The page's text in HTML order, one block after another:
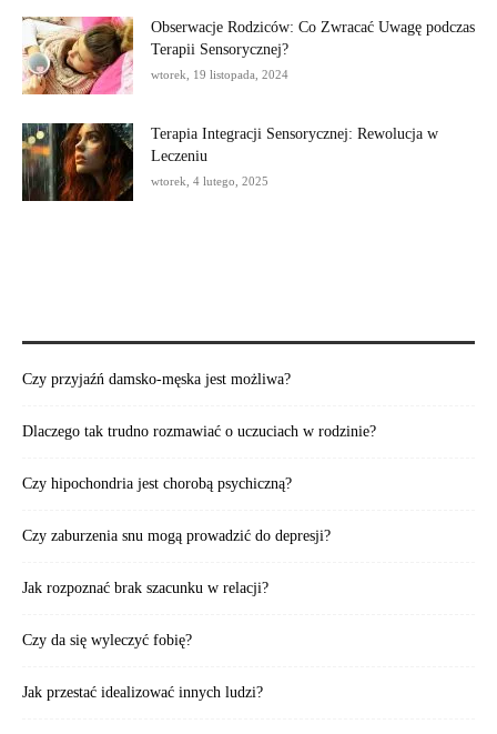
Obserwacje Rodziców: Co Zwracać Uwagę podczas
Terapii Sensorycznej?
wtorek, 19 listopada, 2024
Terapia Integracji Sensorycznej: Rewolucja w
Leczeniu
wtorek, 4 lutego, 2025
Czy przyjaźń damsko-męska jest możliwa?
Dlaczego tak trudno rozmawiać o uczuciach w rodzinie?
Czy hipochondria jest chorobą psychiczną?
Czy zaburzenia snu mogą prowadzić do depresji?
Jak rozpoznać brak szacunku w relacji?
Czy da się wyleczyć fobię?
Jak przestać idealizować innych ludzi?